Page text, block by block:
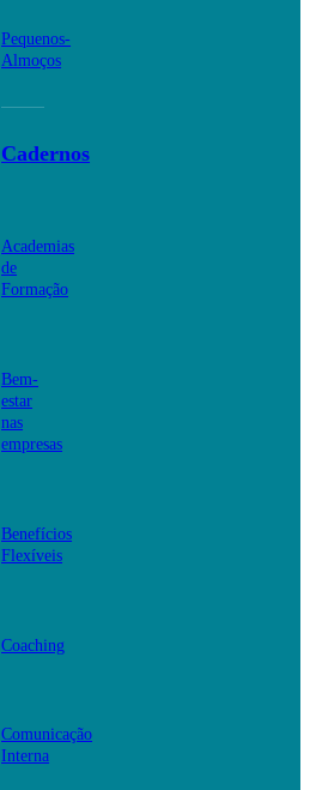
Pequenos-
Almoços
Cadernos
Academias
de
Formação
Bem-
estar
nas
empresas
Benefícios
Flexíveis
Coaching
Comunicação
Interna